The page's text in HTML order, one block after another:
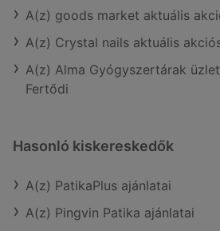
A(z) goods market aktuális
A(z) Crystal nails aktuális
A(z) Alma Gyógyszertárak
Fertődi
Hasonló kiskereskedők
A(z) PatikaPlus ajánlatai
A(z) Pingvin Patika ajánlatai